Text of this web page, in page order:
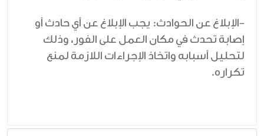
-الإبلاغ عن الحوادث: يجب الإبلاغ عن أي حادث أو
إصابة تحدث في مكان العمل على الفور، وذلك
لتحليل أسبابه واتخاذ الإجراءات اللازمة لمنع
تكراره.